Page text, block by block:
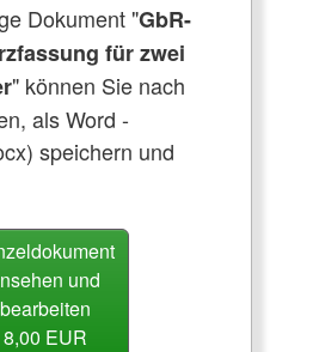
Dokument "GbR-
für zwei
" können Sie nach
als Word -
speichern und
und
bearbeiten
8,00 EUR